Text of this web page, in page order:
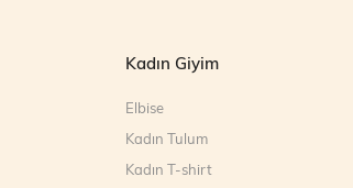
Kadın Giyim
Elbise
Kadın Tulum
Kadın T-shirt